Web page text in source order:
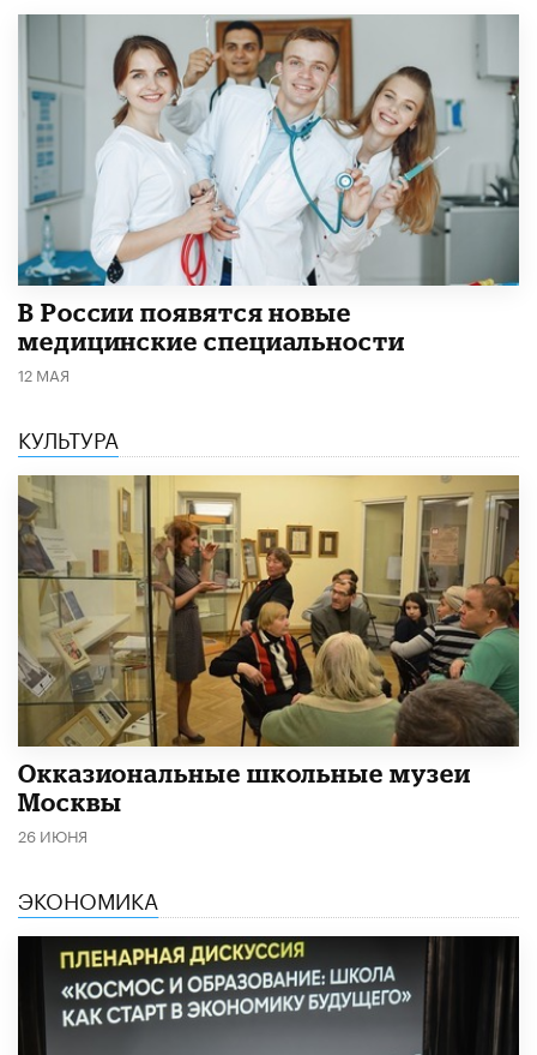
В России появятся новые
медицинские специальности
12 МАЯ
КУЛЬТУРА
​Окказиональные школьные музеи
Москвы
26 ИЮНЯ
ЭКОНОМИКА